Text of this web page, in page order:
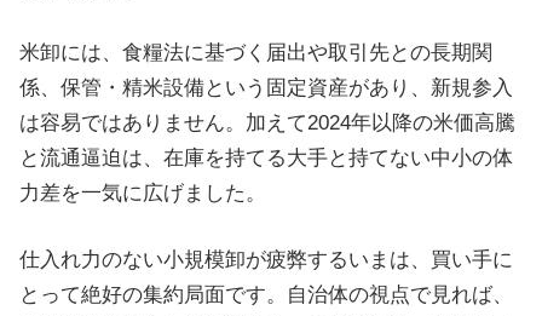
米卸には、食糧法に基づく届出や取引先との長期関
係、保管・精米設備という固定資産があり、新規参入
は容易ではありません。加えて2024年以降の米価高騰
と流通逼迫は、在庫を持てる大手と持てない中小の体
力差を一気に広げました。
仕入れ力のない小規模卸が疲弊するいまは、買い手に
とって絶好の集約局面です。自治体の視点で見れば、